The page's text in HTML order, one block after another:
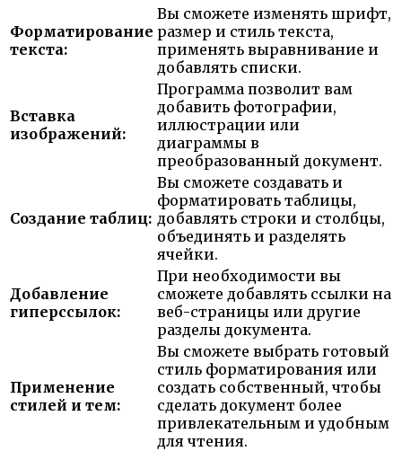
Форматирование
текста:
Вы сможете изменять шрифт,
размер и стиль текста,
применять выравнивание и
добавлять списки.
Вставка
изображений:
Программа позволит вам
добавить фотографии,
иллюстрации или
диаграммы в
преобразованный документ.
Создание таблиц:
Вы сможете создавать и
форматировать таблицы,
добавлять строки и столбцы,
объединять и разделять
ячейки.
Добавление
гиперссылок:
При необходимости вы
сможете добавлять ссылки на
веб-страницы или другие
разделы документа.
Применение
стилей и тем:
Вы сможете выбрать готовый
стиль форматирования или
создать собственный, чтобы
сделать документ более
привлекательным и удобным
для чтения.